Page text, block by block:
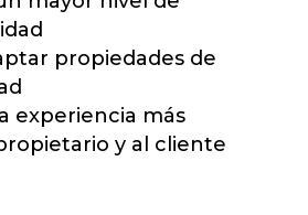
propiedades de
experiencia más
y al cliente